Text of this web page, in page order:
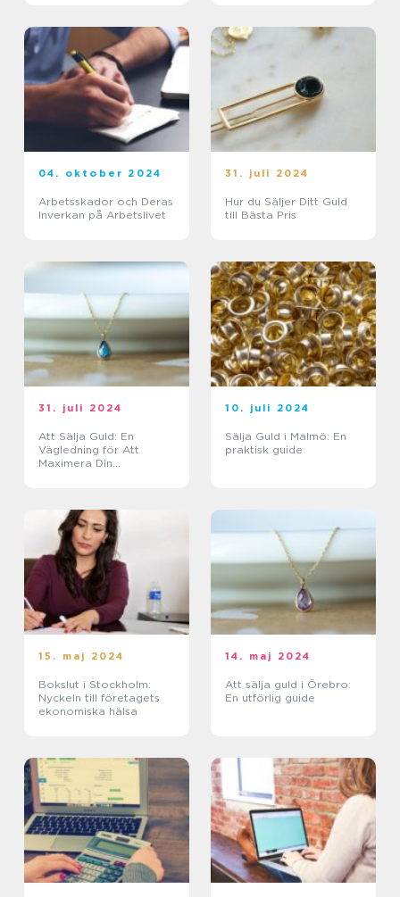
04. oktober 2024
Arbetsskador och Deras
Inverkan på Arbetslivet
31. juli 2024
Hur du Säljer Ditt Guld
till Bästa Pris
31. juli 2024
Att Sälja Guld: En
Vägledning för Att
Maximera Din
10. juli 2024
Sälja Guld i Malmö: En
praktisk guide
15. maj 2024
Bokslut i Stockholm:
Nyckeln till företagets
ekonomiska hälsa
14. maj 2024
Att sälja guld i Örebro:
En utförlig guide